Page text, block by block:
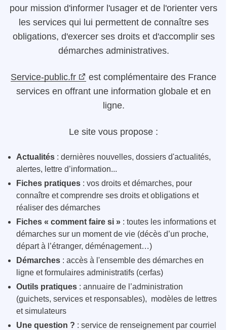
pour mission d'informer l'usager et de l'orienter vers
les services qui lui permettent de connaître ses
obligations, d'exercer ses droits et d'accomplir ses
démarches administratives.
Service-public.fr
est complémentaire des France
services en offrant une information globale et en
ligne.
Le site vous propose :
Actualités : dernières nouvelles, dossiers d'actualités,
alertes, lettre d’information...
Fiches pratiques : vos droits et démarches, pour
connaître et comprendre ses droits et obligations et
réaliser des démarches
Fiches « comment faire si » : toutes les informations et
démarches sur un moment de vie (décès d’un proche,
départ à l’étranger, déménagement…)
Démarches : accès à l'ensemble des démarches en
ligne et formulaires administratifs (cerfas)
Outils pratiques : annuaire de l’administration
(guichets, services et responsables), modèles de lettres
et simulateurs
Une question ? : service de renseignement par courriel